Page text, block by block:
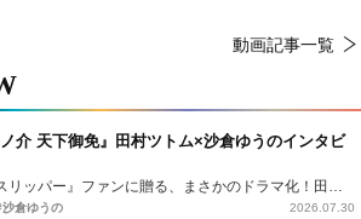
動画記事一覧
ノ介 天下御免』田村ツトム×沙倉ゆうのインタビ
『侍タイムスリッパー』ファンに贈る、まさかのドラマ化！田村ツトム×沙倉ゆうのが語る『心配無用ノ介』撮影秘話
沙倉ゆうの 2026.07.30